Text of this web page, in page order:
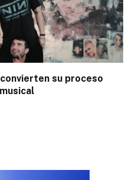
su proceso